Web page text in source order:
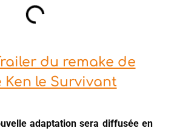
du remake de
Ken le Survivant
adaptation sera diffusée en